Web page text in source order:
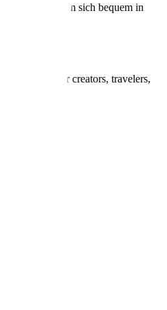
brauchen, um sich bequem in
toolkit for creators, travelers,
of use.